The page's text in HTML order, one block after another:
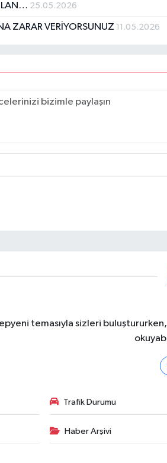
25.05.2026
ZARAR VERİYORSUNUZ 11.05.2026
temasıyla sizleri
Trafik Durumu
Haber Arşivi